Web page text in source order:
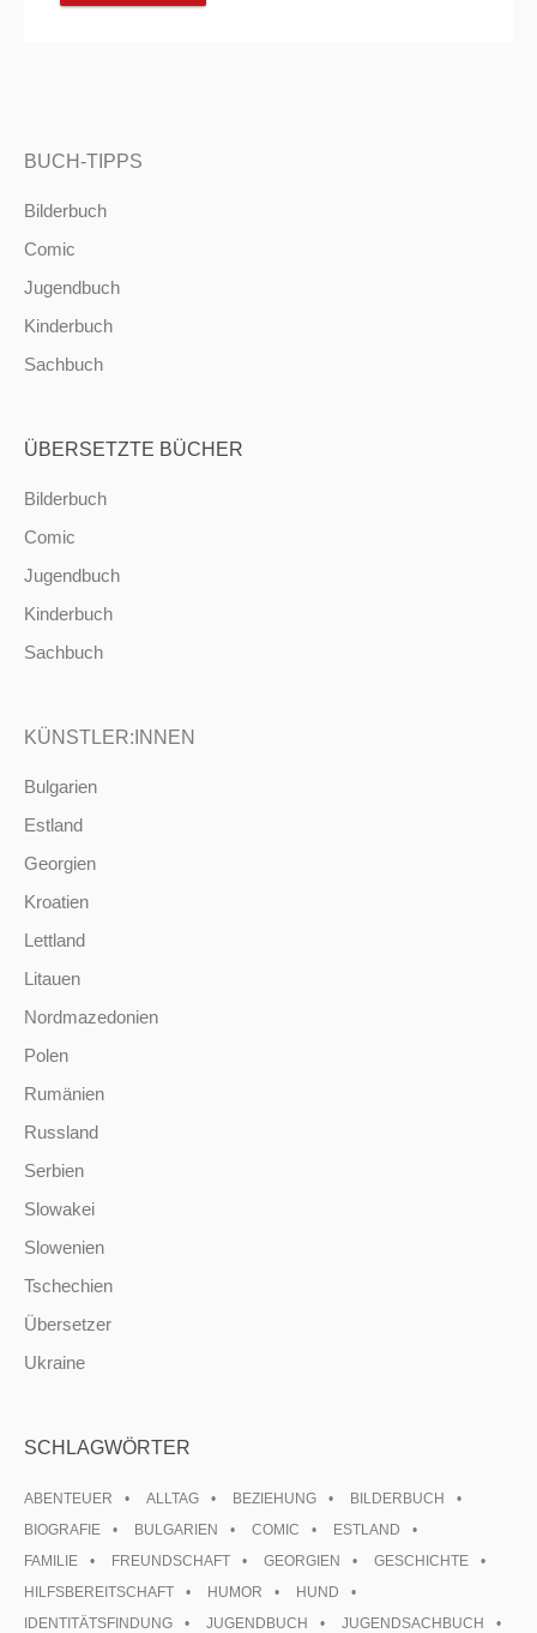
BUCH-TIPPS
Bilderbuch
Comic
Jugendbuch
Kinderbuch
Sachbuch
ÜBERSETZTE BÜCHER
Bilderbuch
Comic
Jugendbuch
Kinderbuch
Sachbuch
KÜNSTLER:INNEN
Bulgarien
Estland
Georgien
Kroatien
Lettland
Litauen
Nordmazedonien
Polen
Rumänien
Russland
Serbien
Slowakei
Slowenien
Tschechien
Übersetzer
Ukraine
SCHLAGWÖRTER
ABENTEUER ALLTAG BEZIEHUNG
BILDERBUCH
BIOGRAFIE
BULGARIEN COMIC
ESTLAND
FAMILIE
FREUNDSCHAFT GEORGIEN
GESCHICHTE
HILFSBEREITSCHAFT
HUMOR
HUND
IDENTITÄTSFINDUNG
JUGENDBUCH
JUGENDSACHBUCH